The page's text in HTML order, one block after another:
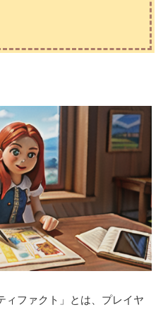
ィファクト」とは、プレイヤ